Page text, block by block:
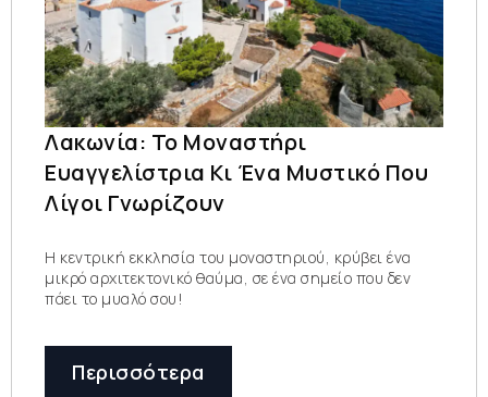
Λακωνία: Το Μοναστήρι
Ευαγγελίστρια Κι Ένα Μυστικό Που
Λίγοι Γνωρίζουν
Η κεντρική εκκλησία του μοναστηριού, κρύβει ένα
μικρό αρχιτεκτονικό θαύμα, σε ένα σημείο που δεν
πάει το μυαλό σου!
Περισσότερα